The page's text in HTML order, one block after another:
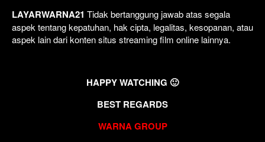
LAYARWARNA21 Tidak bertanggung jawab atas segala
aspek tentang kepatuhan, hak cipta, legalitas, kesopanan, atau
aspek lain dari konten situs streaming film online lainnya.
HAPPY WATCHING 🙂
BEST REGARDS
WARNA GROUP